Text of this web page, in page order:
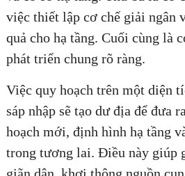
việc thiết lập cơ chế giải ngân
quả cho hạ tầng. Cuối cùng là
phát triển chung rõ ràng.
Việc quy hoạch trên một diện
sáp nhập sẽ tạo dư địa để đưa
hoạch mới, định hình hạ tầng
trong tương lai. Điều này giúp
ĐĂNG KÝ TƯ